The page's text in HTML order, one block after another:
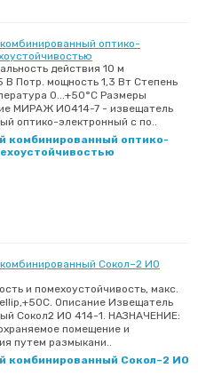
действия 10 м
В Потр. мощность 1,3 Вт Степень
0...+50°С Размеры
МИРАЖ ИО414-7 - извещатель
оптико-электронный с по..
комбинированный оптико-
и помехоустойчивость, макс.
Описание Извещатель
Сокол2 ИО 414-1. НАЗНАЧЕНИЕ:
помещение и
путем размыкани..
комбинированный Сокол–2 ИО